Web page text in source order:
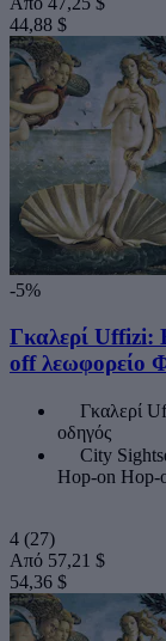
44,88 $
-5%
Γκαλερί Uffizi:
off λεωφορείο
Γκαλερί
οδηγός
City
Hop-on
4 (27)
Από 57,21 $
54,36 $